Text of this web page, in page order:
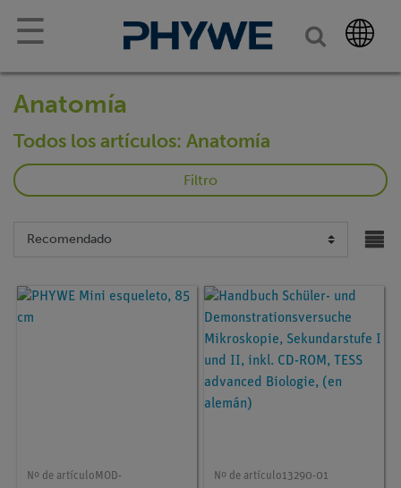
☰
Anatomía
Todos los artículos: Anatomía
Filtro
Nº de artículo MOD-
Nº de artículo13290-01